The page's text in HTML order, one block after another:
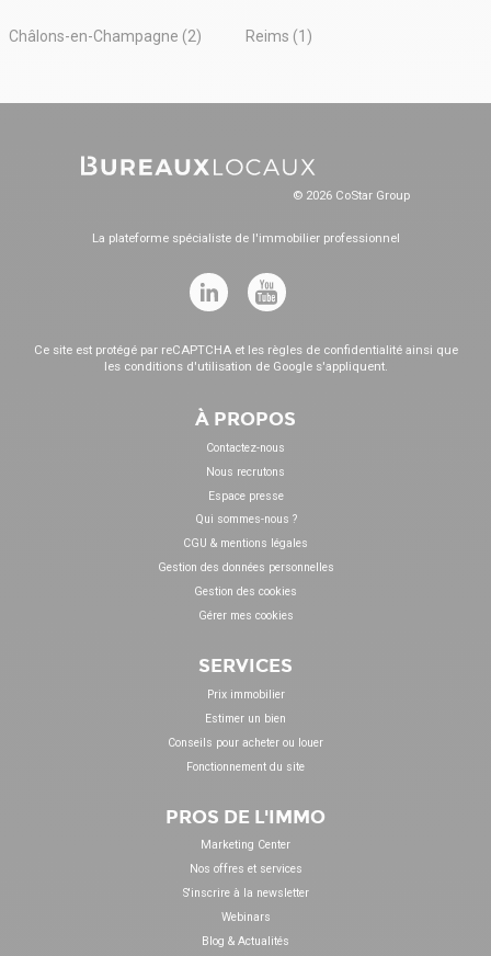
Châlons-en-Champagne (2) Reims (1)
© 2026 CoStar Group
La plateforme spécialiste de l'immobilier professionnel
Ce site est protégé par reCAPTCHA et les règles de confidentialitéainsi que
les conditions d'utilisation de Google s'appliquent.
À PROPOS
Contactez-nous
Nous recrutons
Espace presse
Qui sommes-nous ?
CGU & mentions légales
Gestion des données personnelles
Gestion des cookies
Gérer mes cookies
SERVICES
Prix immobilier
Estimer un bien
Conseils pour acheter ou louer
Fonctionnement du site
PROS DE L'IMMO
Marketing Center
Nos offres et services
S'inscrire à la newsletter
Webinars
Blog & Actualités